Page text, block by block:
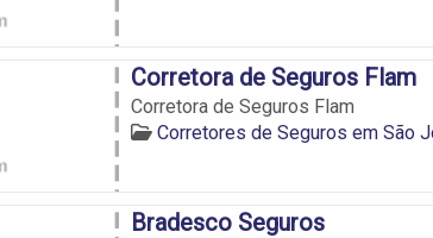
Corretora de Seguros Flam
Corretora de Seguros Flam
Corretores de Seguros em São
Bradesco Seguros